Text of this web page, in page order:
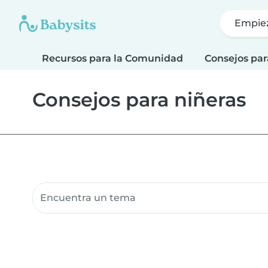
Recursos para la Comunidad Consejos
Consejos para niñeras
Buscar recursos para la comunidad